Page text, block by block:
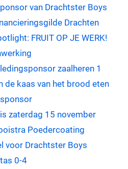
van Drachtster Boys
Drachten
FRUIT OP JE WERK!
zaalheren 1
de kaas van het brood eten
zaterdag 15 november
Poedercoating
voor Drachtster Boys
0-4